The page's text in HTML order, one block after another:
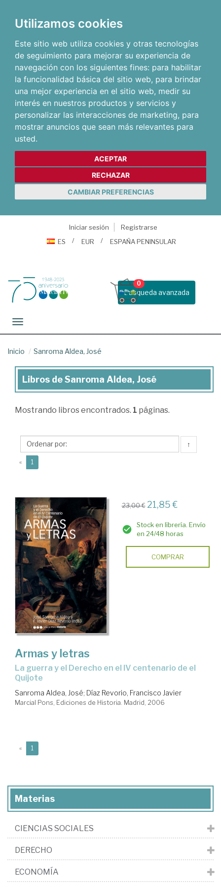
Utilizamos cookies
Este sitio web utiliza cookies y otras tecnologías
de seguimiento para mejorar su experiencia de
navegación con los siguientes fines: para habilitar
la funcionalidad básica del sitio web, para brindar
una mejor experiencia en el sitio web, medir su
interés en nuestros productos y servicios y
personalizar las interacciones de marketing, para
mostrar anuncios que sean más relevantes para
usted.
ACEPTAR
RECHAZAR
CAMBIAR PREFERENCIAS
Iniciar sesión
Registrarse
ES
EUR ESPAÑA PENINSULAR
Busqueda avanzada
0
Toggle navigation
Inicio Sanroma Aldea, José
Libros
Sanroma
José
Libros de Sanroma Aldea, José
Mostrando libros encontrados. 1 páginas.
↑
« 1
23,00 € 21,85 €
Stock en librería. Envío
en 24/48 horas
COMPRAR
Armas y letras
la guerra y el Derecho en el IV centenario de el
Quijote
Sanroma Aldea, José; Díaz Revorio, Francisco Javier
Marcial Pons, Ediciones de Historia. Madrid, 2006
« 1
Materias
CIENCIAS SOCIALES
DERECHO
ECONOMÍA